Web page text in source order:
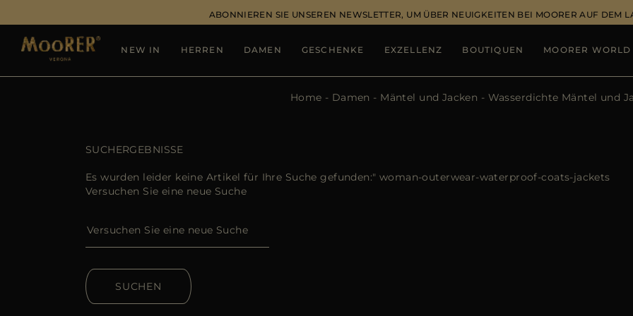
ABONNIEREN SIE UNSEREN NEWSLETTER, UM ÜBER NEUIGKEITEN BEI MOORER AUF DEM
NEW IN HERREN DAMEN GESCHENKE EXZELLENZ BOUTIQUEN MOORER WORLD
Home Damen Mäntel und Jacken Wasserdichte Mäntel und
SUCHERGEBNISSE
Es wurden leider keine Artikel für Ihre Suche gefunden:" woman-outerwear-waterproof-coats-jackets
Versuchen Sie eine neue Suche
SUCHEN